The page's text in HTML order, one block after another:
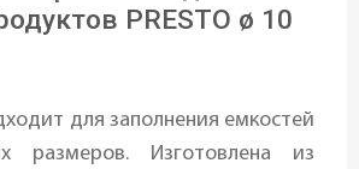
PRESTO ø 10
для заполнения емкостей
размеров. Изготовлена из